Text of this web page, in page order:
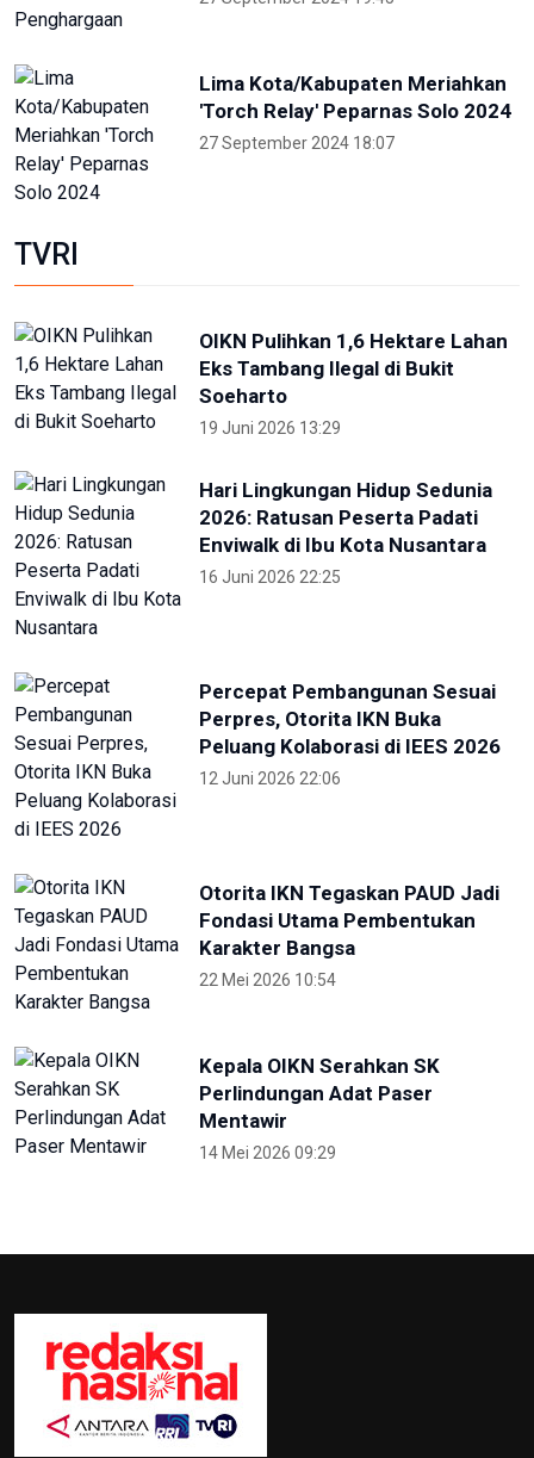
Lima Kota/Kabupaten Meriahkan
'Torch Relay' Peparnas Solo 2024
27 September 2024 18:07
TVRI
OIKN Pulihkan 1,6 Hektare Lahan
Eks Tambang Ilegal di Bukit
Soeharto
19 Juni 2026 13:29
Hari Lingkungan Hidup Sedunia
2026: Ratusan Peserta Padati
Enviwalk di Ibu Kota Nusantara
16 Juni 2026 22:25
Percepat Pembangunan Sesuai
Perpres, Otorita IKN Buka
Peluang Kolaborasi di IEES 2026
12 Juni 2026 22:06
Otorita IKN Tegaskan PAUD Jadi
Fondasi Utama Pembentukan
Karakter Bangsa
22 Mei 2026 10:54
Kepala OIKN Serahkan SK
Perlindungan Adat Paser
Mentawir
14 Mei 2026 09:29